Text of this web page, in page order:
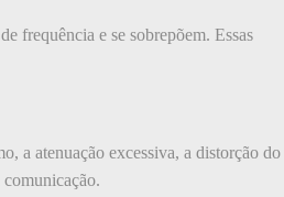
frequência e se sobrepõem. Essas
a atenuação excessiva, a distorção do